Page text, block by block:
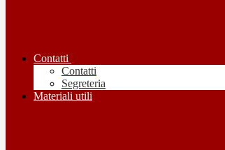
Contatti
Contatti
Segreteria
Materiali utili